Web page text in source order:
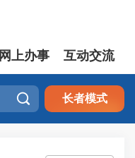
网上办事 互动交流
 长者模式